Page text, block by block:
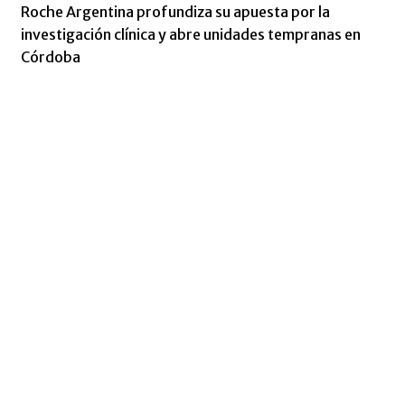
Roche Argentina profundiza su apuesta por la
investigación clínica y abre unidades tempranas en
Córdoba